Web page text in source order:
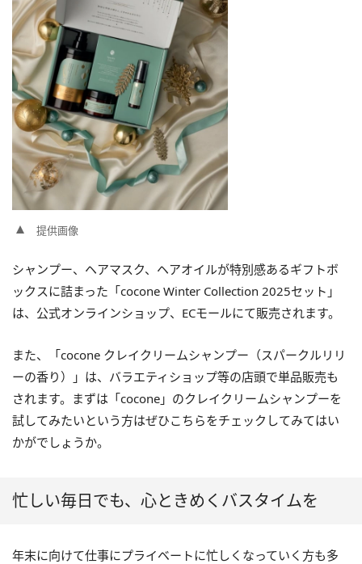
提供画像
シャンプー、ヘアマスク、ヘアオイルが特別感あるギフトボ
ックスに詰まった「cocone Winter Collection 2025セット」
は、公式オンラインショップ、ECモールにて販売されます。
また、「cocone クレイクリームシャンプー（スパークルリリ
ーの香り）」は、バラエティショップ等の店頭で単品販売も
されます。まずは「cocone」のクレイクリームシャンプーを
試してみたいという方はぜひこちらをチェックしてみてはい
かがでしょうか。
忙しい毎日でも、心ときめくバスタイムを
年末に向けて仕事にプライベートに忙しくなっていく方も多